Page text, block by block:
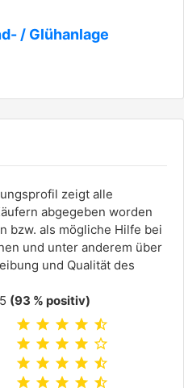
/ Glühanlage
zeigt alle
abgegeben worden
bzw. als mögliche Hilfe bei
und unter anderem über
und Qualität des
(93 % positiv)
star star star star star_half
star star star star star_outline
star star star star star_half
star star star star star_half